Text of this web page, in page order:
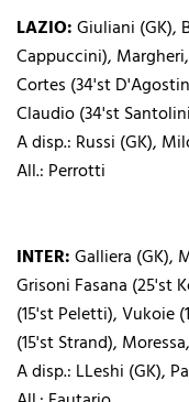
LAZIO:Giuliani (GK),
Cappuccini),
Cortes (34'st
Claudio (34'st
A disp.: Russi (GK),
All.: Perrotti
INTER:Galliera (GK),
Grisoni Fasana (25'st
(15'st Peletti), Vukoie
(15'st Strand),
A disp.: LLeshi (GK),